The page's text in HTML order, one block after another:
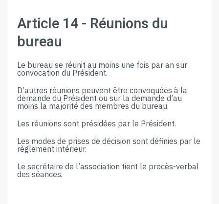
Article​ ​14​ ​-​ ​Réunions​ ​du
bureau
Le bureau se réunit au moins une fois par an sur
convocation du Président.
D’autres réunions peuvent être convoquées à la
demande du Président ou sur la demande d’au
moins la majorité des membres du bureau.
Les réunions sont présidées par le Président.
Les modes de prises de décision sont définies par le
règlement intérieur.
Le secrétaire de l’association tient le procès-verbal
des séances.